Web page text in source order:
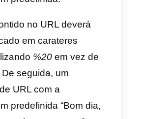
personalizar um link
WhatsApp
não é de todo
criar um link que